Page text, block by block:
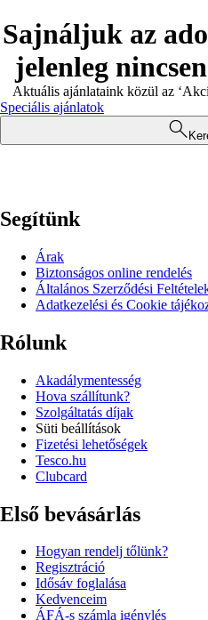
Sajnáljuk az
jelenleg
Aktuális ajánlataink közül az
Speciális ajánlatok
Segítünk
Árak
Biztonságos online rendelés
Általános Szerződési
Adatkezelési és Cookie
Rólunk
Akadálymentesség
Hova szállítunk?
Szolgáltatás díjak
Süti beállítások
Fizetési lehetőségek
Tesco.hu
Clubcard
Első bevásárlás
Hogyan rendelj tőlünk?
Regisztráció
Idősáv foglalása
Kedvenceim
ÁFÁ-s számla igénylés